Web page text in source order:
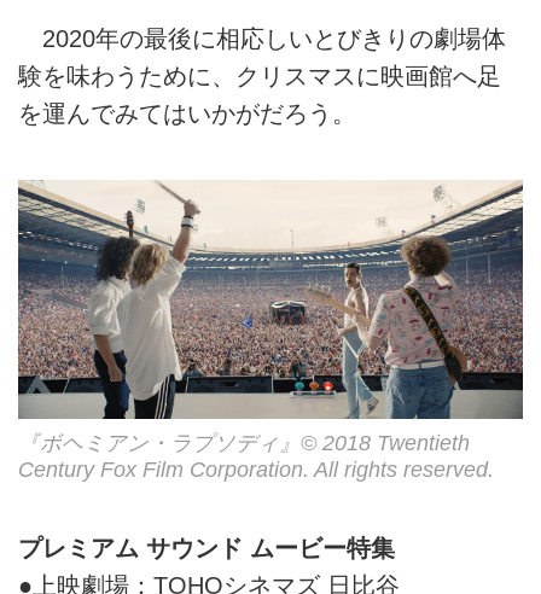
2020年の最後に相応しいとびきりの劇場体
験を味わうために、クリスマスに映画館へ足
を運んでみてはいかがだろう。
『ボヘミアン・ラプソディ』© 2018 Twentieth
Century Fox Film Corporation. All rights reserved.
プレミアム サウンド ムービー特集
●上映劇場：TOHOシネマズ 日比谷